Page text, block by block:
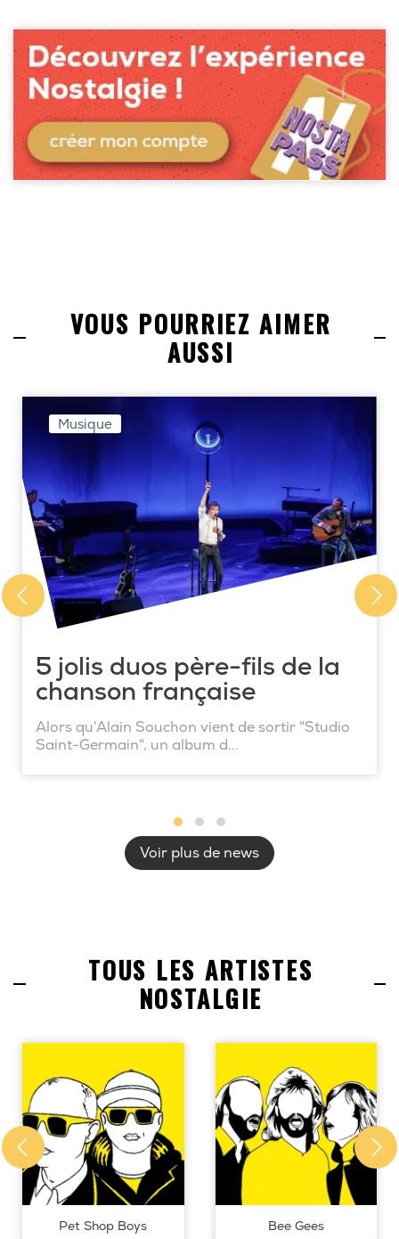
VOUS POURRIEZ AIMER
AUSSI
Musique
5 jolis duos père-fils de la
chanson française
Alors qu'Alain Souchon vient de sortir "Studio
Saint-Germain", un album d...
Voir plus de news
TOUS LES ARTISTES
NOSTALGIE
Pet Shop Boys Bee Gees